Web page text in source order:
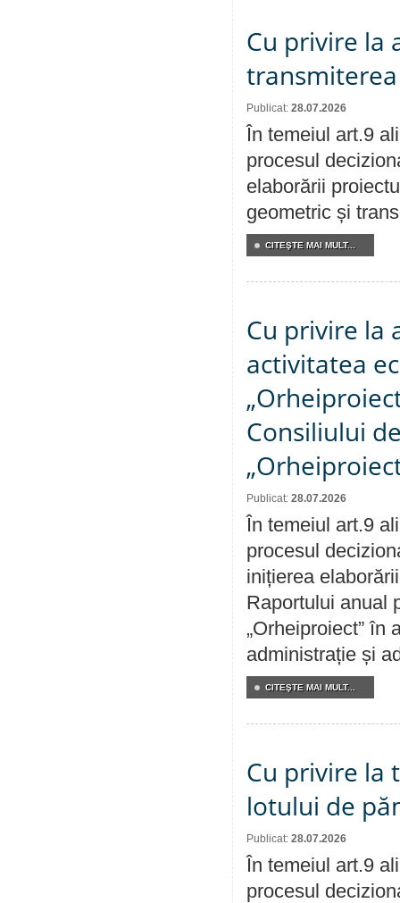
Cu privire la
Publicat: 28.07.2026
În temeiul art.9
procesul
elaborării
geometric și
CITEŞTE MAI MULT...
Cu privire la
activitatea
Consiliului
Publicat: 28.07.2026
În temeiul art.9
procesul
inițierea
Raportului anual
„Orheiproiect” în
administrație și
CITEŞTE MAI MULT...
Cu privire la
lotului de
Publicat: 28.07.2026
În temeiul art.9
procesul